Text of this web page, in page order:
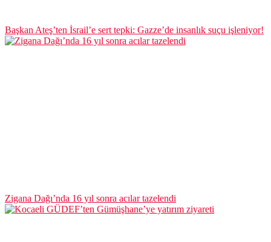
Başkan Ateş’ten İsrail’e sert tepki: Gazze’de insanlık suçu işleniyor!
Zigana Dağı’nda 16 yıl sonra acılar tazelendi